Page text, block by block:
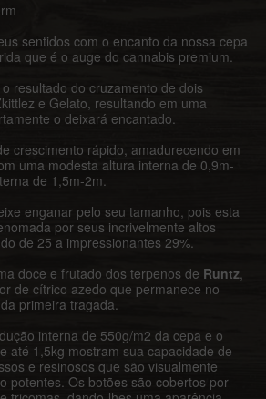
sentidos com o encanto da nossa cepa
que é o auge do cannabis premium.
resultado do cruzamento de dois
e Gelato, resultando em uma
o deixará encantado.
crescimento rápido, amadurecendo em
uma modesta altura interna de 0,9m-
de 1,5m-2m.
enganar pelo seu tamanho, pois esta
por seus incrivelmente altos
de 25 a impressionantes 29%.
doce e frutado dos terpenos de Runtz,
de cítrico azedo que permanece no
primeira tragada.
interna de 550g/m2 da cepa e o
até 1,5kg mostram sua capacidade de
e resinosos que são visualmente
potentes. Os botões são cobertos por